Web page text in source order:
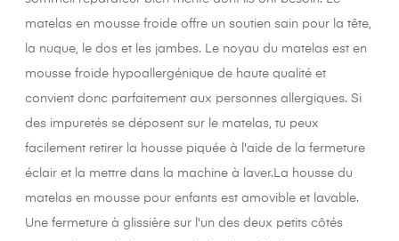
matelas en mousse froide offre un soutien sain pour la tête,
la nuque, le dos et les jambes. Le noyau du matelas est en
mousse froide hypoallergénique de haute qualité et
convient donc parfaitement aux personnes allergiques. Si
des impuretés se déposent sur le matelas, tu peux
facilement retirer la housse piquée à l'aide de la fermeture
éclair et la mettre dans la machine à laver.La housse du
matelas en mousse pour enfants est amovible et lavable.
Une fermeture à glissière sur l'un des deux petits côtés